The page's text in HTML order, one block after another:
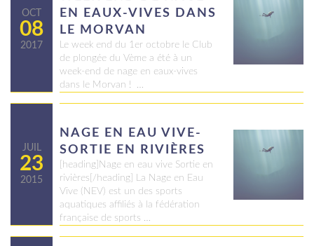
OCT
08
2017
EN EAUX-VIVES DANS
LE MORVAN
Le week end du 1er octobre le Club
de plongée du Vème a été à un
week-end de nage en eaux-vives
dans le Morvan ! …
JUIL
23
2015
NAGE EN EAU VIVE-
SORTIE EN RIVIÈRES
[heading]Nage en eau vive Sortie en
rivières[/heading] La Nage en Eau
Vive (NEV) est un des sports
aquatiques affiliés à la fédération
française de sports …